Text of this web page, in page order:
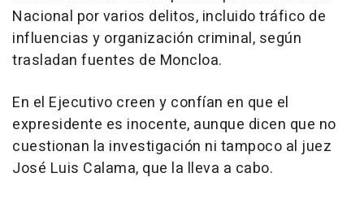
Nacional por varios delitos, incluido tráfico de
influencias y organización criminal, según
trasladan fuentes de Moncloa.
En el Ejecutivo creen y confían en que el
expresidente es inocente, aunque dicen que no
cuestionan la investigación ni tampoco al juez
José Luis Calama, que la lleva a cabo.